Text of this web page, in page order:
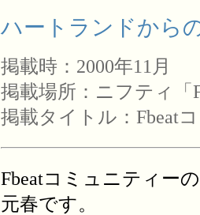
ハートランドから
掲載時：2000年11月
掲載場所：ニフティ「
掲載タイトル：Fbeat
Fbeatコミュニティー
元春です。